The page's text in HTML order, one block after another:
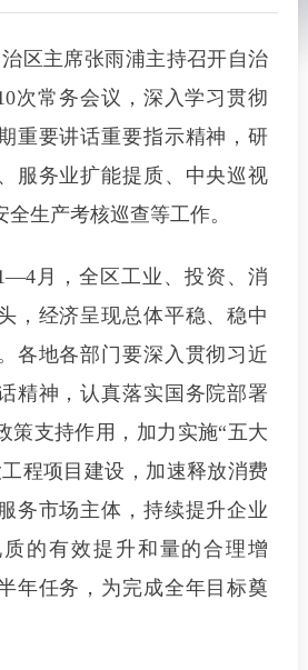
区主席张雨浦主持召开自治
次常务会议，深入学习贯彻
重要讲话重要指示精神，研
服务业扩能提质、中央巡视
生产考核巡查等工作。
月，全区工业、投资、消
，经济呈现总体平稳、稳中
各地各部门要深入贯彻习近
精神，认真落实国务院部署
策支持作用，加力实施“五大
程项目建设，加速释放消费
务市场主体，持续提升企业
的有效提升和量的合理增
年任务，为完成全年目标奠